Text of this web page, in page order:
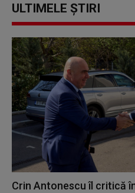
ULTIMELE ȘTIRI
Crin Antonescu îl critică